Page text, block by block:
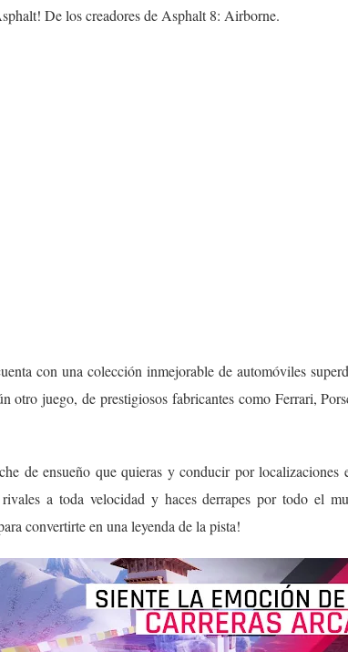
De los creadores de Asphalt 8: Airborne.
con una colección inmejorable de automóviles
otro juego, de prestigiosos fabricantes como Ferrari,
de ensueño que quieras y conducir por localizaciones
a toda velocidad y haces derrapes por todo el
convertirte en una leyenda de la pista!